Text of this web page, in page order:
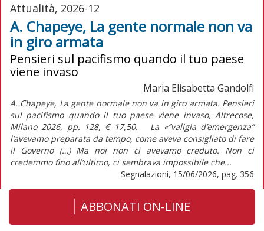
Attualità, 2026-12
A. Chapeye, La gente normale non va
in giro armata
Pensieri sul pacifismo quando il tuo paese
viene invaso
Maria Elisabetta Gandolfi
A. Chapeye, La gente normale non va in giro armata. Pensieri
sul pacifismo quando il tuo paese viene invaso, Altrecose,
Milano 2026, pp. 128, € 17,50. La «“valigia d’emergenza”
l’avevamo preparata da tempo, come aveva consigliato di fare
il Governo (…) Ma noi non ci avevamo creduto. Non ci
credemmo fino all’ultimo, ci sembrava impossibile che...
Segnalazioni, 15/06/2026, pag. 356
ABBONATI ON-LINE